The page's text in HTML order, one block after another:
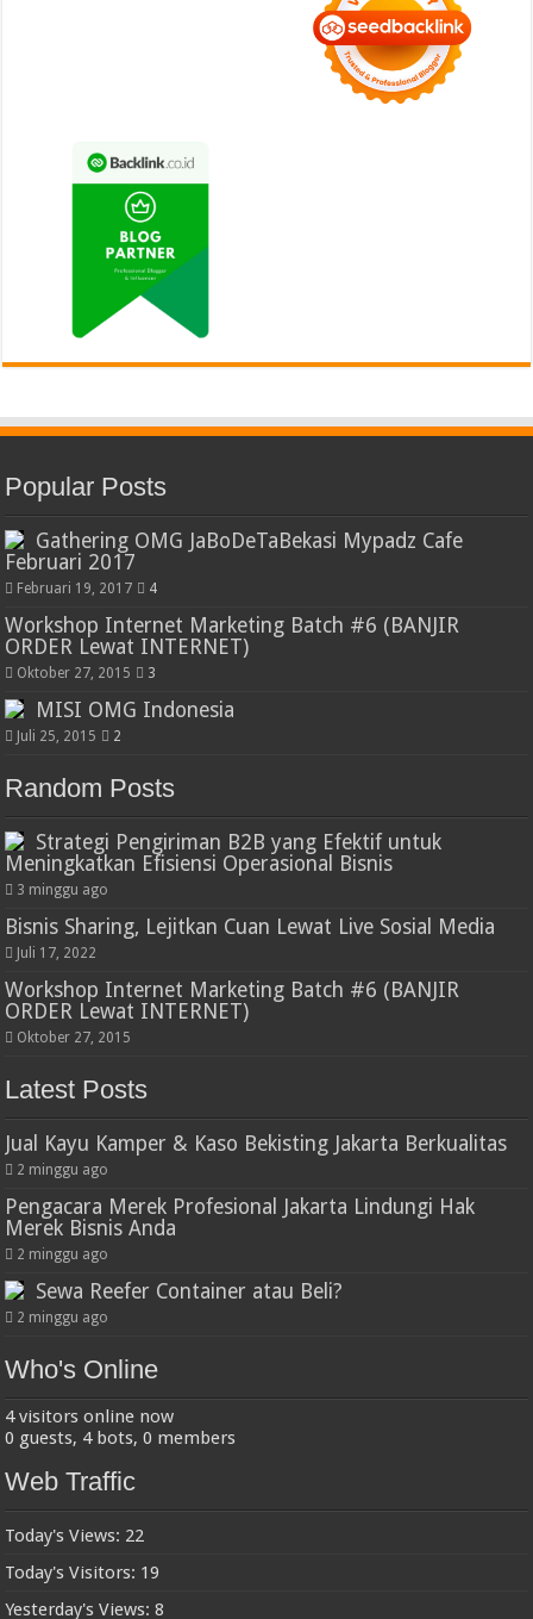
Popular Posts
Gathering OMG JaBoDeTaBekasi Mypadz Cafe
Februari 2017
Februari 19, 2017 4
Workshop Internet Marketing Batch #6 (BANJIR
ORDER Lewat INTERNET)
Oktober 27, 2015 3
MISI OMG Indonesia
Juli 25, 2015 2
Random Posts
Strategi Pengiriman B2B yang Efektif untuk
Meningkatkan Efisiensi Operasional Bisnis
3 minggu ago
Bisnis Sharing, Lejitkan Cuan Lewat Live Sosial Media
Juli 17, 2022
Workshop Internet Marketing Batch #6 (BANJIR
ORDER Lewat INTERNET)
Oktober 27, 2015
Latest Posts
Jual Kayu Kamper & Kaso Bekisting Jakarta Berkualitas
2 minggu ago
Pengacara Merek Profesional Jakarta Lindungi Hak
Merek Bisnis Anda
2 minggu ago
Sewa Reefer Container atau Beli?
2 minggu ago
Who's Online
4 visitors online now
0 guests, 4 bots, 0 members
Web Traffic
Today's Views: 22
Today's Visitors: 19
Yesterday's Views:8